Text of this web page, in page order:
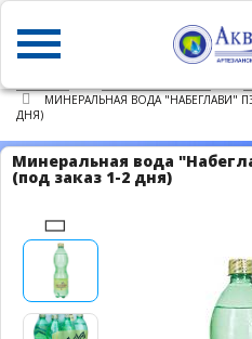
МИНЕРАЛЬНАЯ ВОДА "НАБЕГЛАВИ"
ДНЯ)
Минеральная вода
(под заказ 1-2 дня)